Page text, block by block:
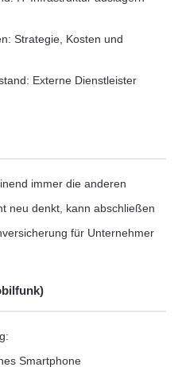
sich an die
Service Bus
erforderlich,“ sagt
des Automotive
können
hinzugefügt oder
ohne dass ein
Fahrer bildet eine
Strategie, Kosten und
Externe Dienstleister
immer die anderen
neu denkt, kann abschließen
für Unternehmer
Smartphone